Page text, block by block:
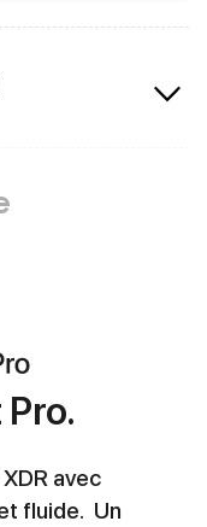
avec
fluide. Un